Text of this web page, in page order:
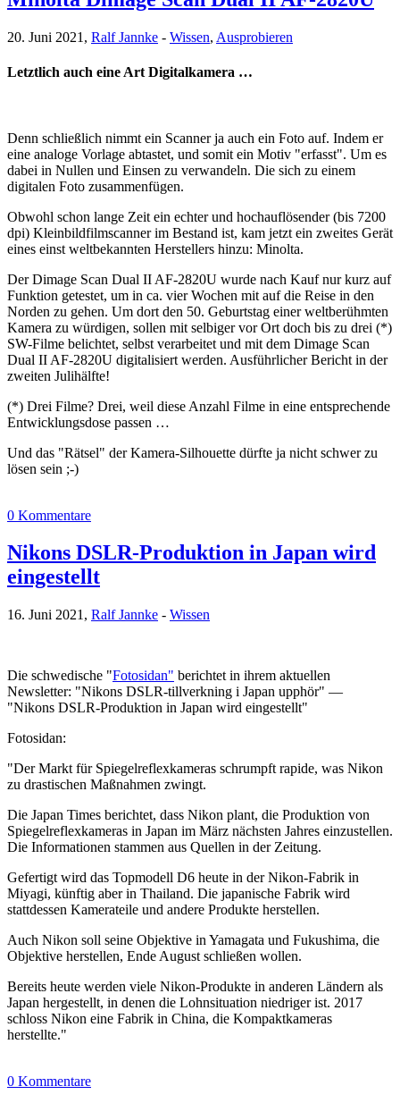
20. Juni 2021, Ralf Jannke - Wissen, Ausprobieren
Letztlich auch eine Art Digitalkamera …
Denn schließlich nimmt ein Scanner ja auch ein Foto auf. Indem er
eine analoge Vorlage abtastet, und somit ein Motiv "erfasst". Um es
dabei in Nullen und Einsen zu verwandeln. Die sich zu einem
digitalen Foto zusammenfügen.
Obwohl schon lange Zeit ein echter und hochauflösender (bis 7200
dpi) Kleinbildfilmscanner im Bestand ist, kam jetzt ein zweites Gerät
eines einst weltbekannten Herstellers hinzu: Minolta.
Der Dimage Scan Dual II AF-2820U wurde nach Kauf nur kurz auf
Funktion getestet, um in ca. vier Wochen mit auf die Reise in den
Norden zu gehen. Um dort den 50. Geburtstag einer weltberühmten
Kamera zu würdigen, sollen mit selbiger vor Ort doch bis zu drei (*)
SW-Filme belichtet, selbst verarbeitet und mit dem Dimage Scan
Dual II AF-2820U digitalisiert werden. Ausführlicher Bericht in der
zweiten Julihälfte!
(*) Drei Filme? Drei, weil diese Anzahl Filme in eine entsprechende
Entwicklungsdose passen …
Und das "Rätsel" der Kamera-Silhouette dürfte ja nicht schwer zu
lösen sein ;-)
0 Kommentare
Nikons DSLR-Produktion in Japan wird
eingestellt
16. Juni 2021, Ralf Jannke - Wissen
Die schwedische "Fotosidan" berichtet in ihrem aktuellen
Newsletter: "Nikons DSLR-tillverkning i Japan upphör" —
"Nikons DSLR-Produktion in Japan wird eingestellt"
Fotosidan:
"Der Markt für Spiegelreflexkameras schrumpft rapide, was Nikon
zu drastischen Maßnahmen zwingt.
Die Japan Times berichtet, dass Nikon plant, die Produktion von
Spiegelreflexkameras in Japan im März nächsten Jahres einzustellen.
Die Informationen stammen aus Quellen in der Zeitung.
Gefertigt wird das Topmodell D6 heute in der Nikon-Fabrik in
Miyagi, künftig aber in Thailand. Die japanische Fabrik wird
stattdessen Kamerateile und andere Produkte herstellen.
Auch Nikon soll seine Objektive in Yamagata und Fukushima, die
Objektive herstellen, Ende August schließen wollen.
Bereits heute werden viele Nikon-Produkte in anderen Ländern als
Japan hergestellt, in denen die Lohnsituation niedriger ist. 2017
schloss Nikon eine Fabrik in China, die Kompaktkameras
herstellte."
0 Kommentare